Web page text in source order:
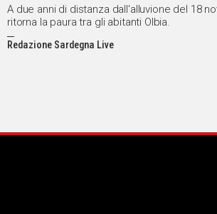
A due anni di distanza dall'alluvione del 18
ritorna la paura tra gli abitanti Olbia.
Redazione Sardegna Live